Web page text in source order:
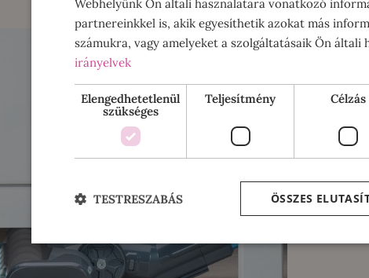
Webhelyünk Ön általi használatára vonatkozó
partnereinkkel is, akik egyesíthetik azokat más
számukra, vagy amelyeket a szolgáltatásaik Ön általi
irányelvek
Elengedhetetlenül
szükséges
Teljesítmény Célzás
ÖSSZES
TESTRESZABÁS